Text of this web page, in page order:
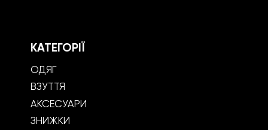
КАТЕГОРІЇ
ОДЯГ
ВЗУТТЯ
АКСЕСУАРИ
ЗНИЖКИ